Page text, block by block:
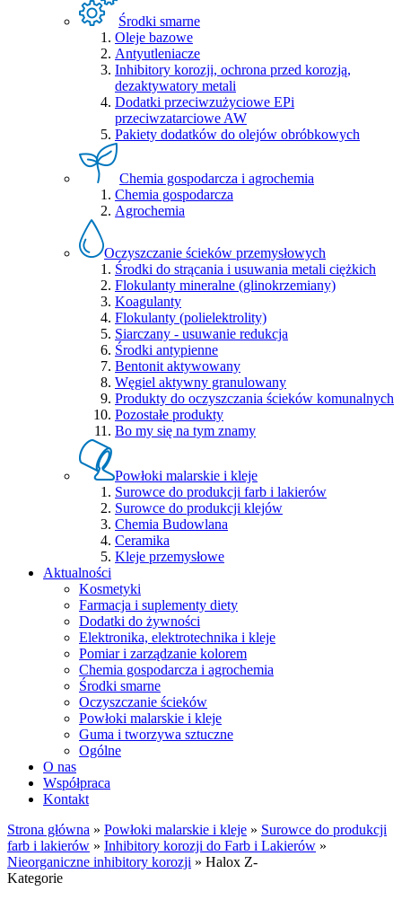
Środki smarne
Oleje bazowe
Antyutleniacze
Inhibitory korozji, ochrona przed korozją,
dezaktywatory metali
Dodatki przeciwzużyciowe EPi
przeciwzatarciowe AW
Pakiety dodatków do olejów obróbkowych
Chemia gospodarcza i agrochemia
Chemia gospodarcza
Agrochemia
Oczyszczanie ścieków przemysłowych
Środki do strącania i usuwania metali ciężkich
Flokulanty mineralne (glinokrzemiany)
Koagulanty
Flokulanty (polielektrolity)
Siarczany - usuwanie redukcja
Środki antypienne
Bentonit aktywowany
Węgiel aktywny granulowany
Produkty do oczyszczania ścieków komunalnych
Pozostałe produkty
Bo my się na tym znamy
Powłoki malarskie i kleje
Surowce do produkcji farb i lakierów
Surowce do produkcji klejów
Chemia Budowlana
Ceramika
Kleje przemysłowe
Aktualności
Kosmetyki
Farmacja i suplementy diety
Dodatki do żywności
Elektronika, elektrotechnika i kleje
Pomiar i zarządzanie kolorem
Chemia gospodarcza i agrochemia
Środki smarne
Oczyszczanie ścieków
Powłoki malarskie i kleje
Guma i tworzywa sztuczne
Ogólne
O nas
Współpraca
Kontakt
Strona główna » Powłoki malarskie i kleje » Surowce do produkcji
farb i lakierów » Inhibitory korozji do Farb i Lakierów »
Nieorganiczne inhibitory korozji » Halox Z-
Kategorie